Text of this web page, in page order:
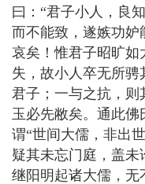
曰：“君子小人，良
而不能致，遂嫉功
哀矣！惟君子昭旷
失，故小人卒无所
君子；一与之抗，则
玉必先敝矣。通此
谓“世间大儒，非出
疑其未忘门庭，盖未
继阳明起诸大儒，无